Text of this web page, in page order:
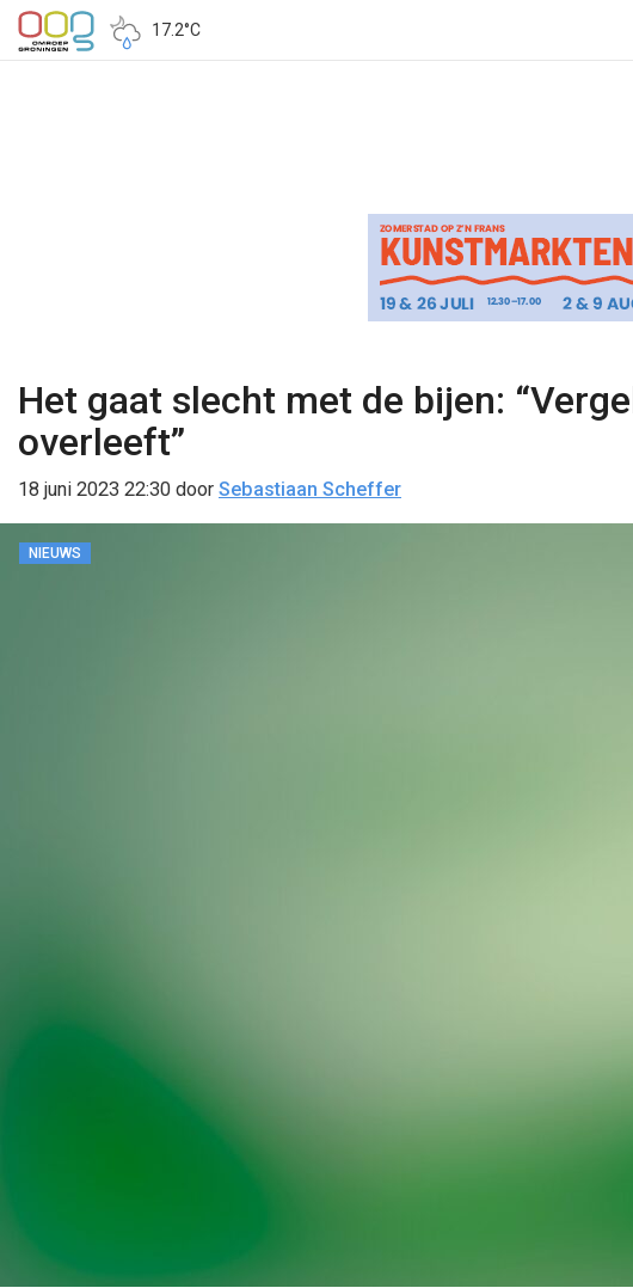
17.2°C
Het gaat slecht met de bijen:
overleeft”
18 juni 2023 22:30 door Sebastiaan Scheffer
NIEUWS